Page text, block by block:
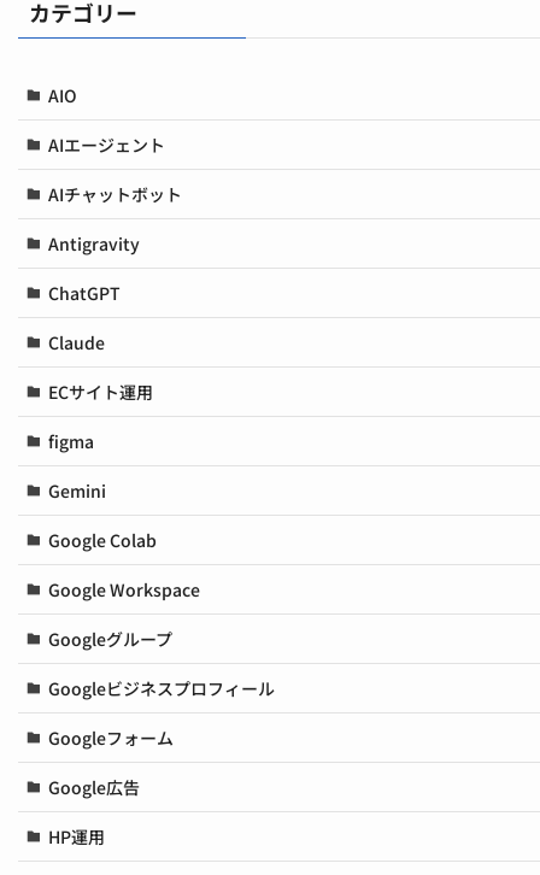
カテゴリー
AIO
AIエージェント
AIチャットボット
Antigravity
ChatGPT
Claude
ECサイト運用
figma
Gemini
Google Colab
Google Workspace
Googleグループ
Googleビジネスプロフィール
Googleフォーム
Google広告
HP運用